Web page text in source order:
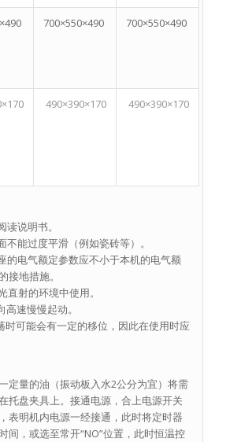
700×550×490 700×550×490
490×390×170 490×390×170
说明书。
不能过度平滑（例如瓷砖等）。
的电气额定参数应不小于本机的电气额
接地措施。
直射的环境中使用。
速慢慢起动。
时可能会有一定的移位，因此在使用时应
定量的油（振动板入水2公分为宜）将需
托盘夹具上。接通电源，合上电源开关
表明机内电源一经接通，此时将定时器
间，或选至常开“NO”位置，此时恒温控